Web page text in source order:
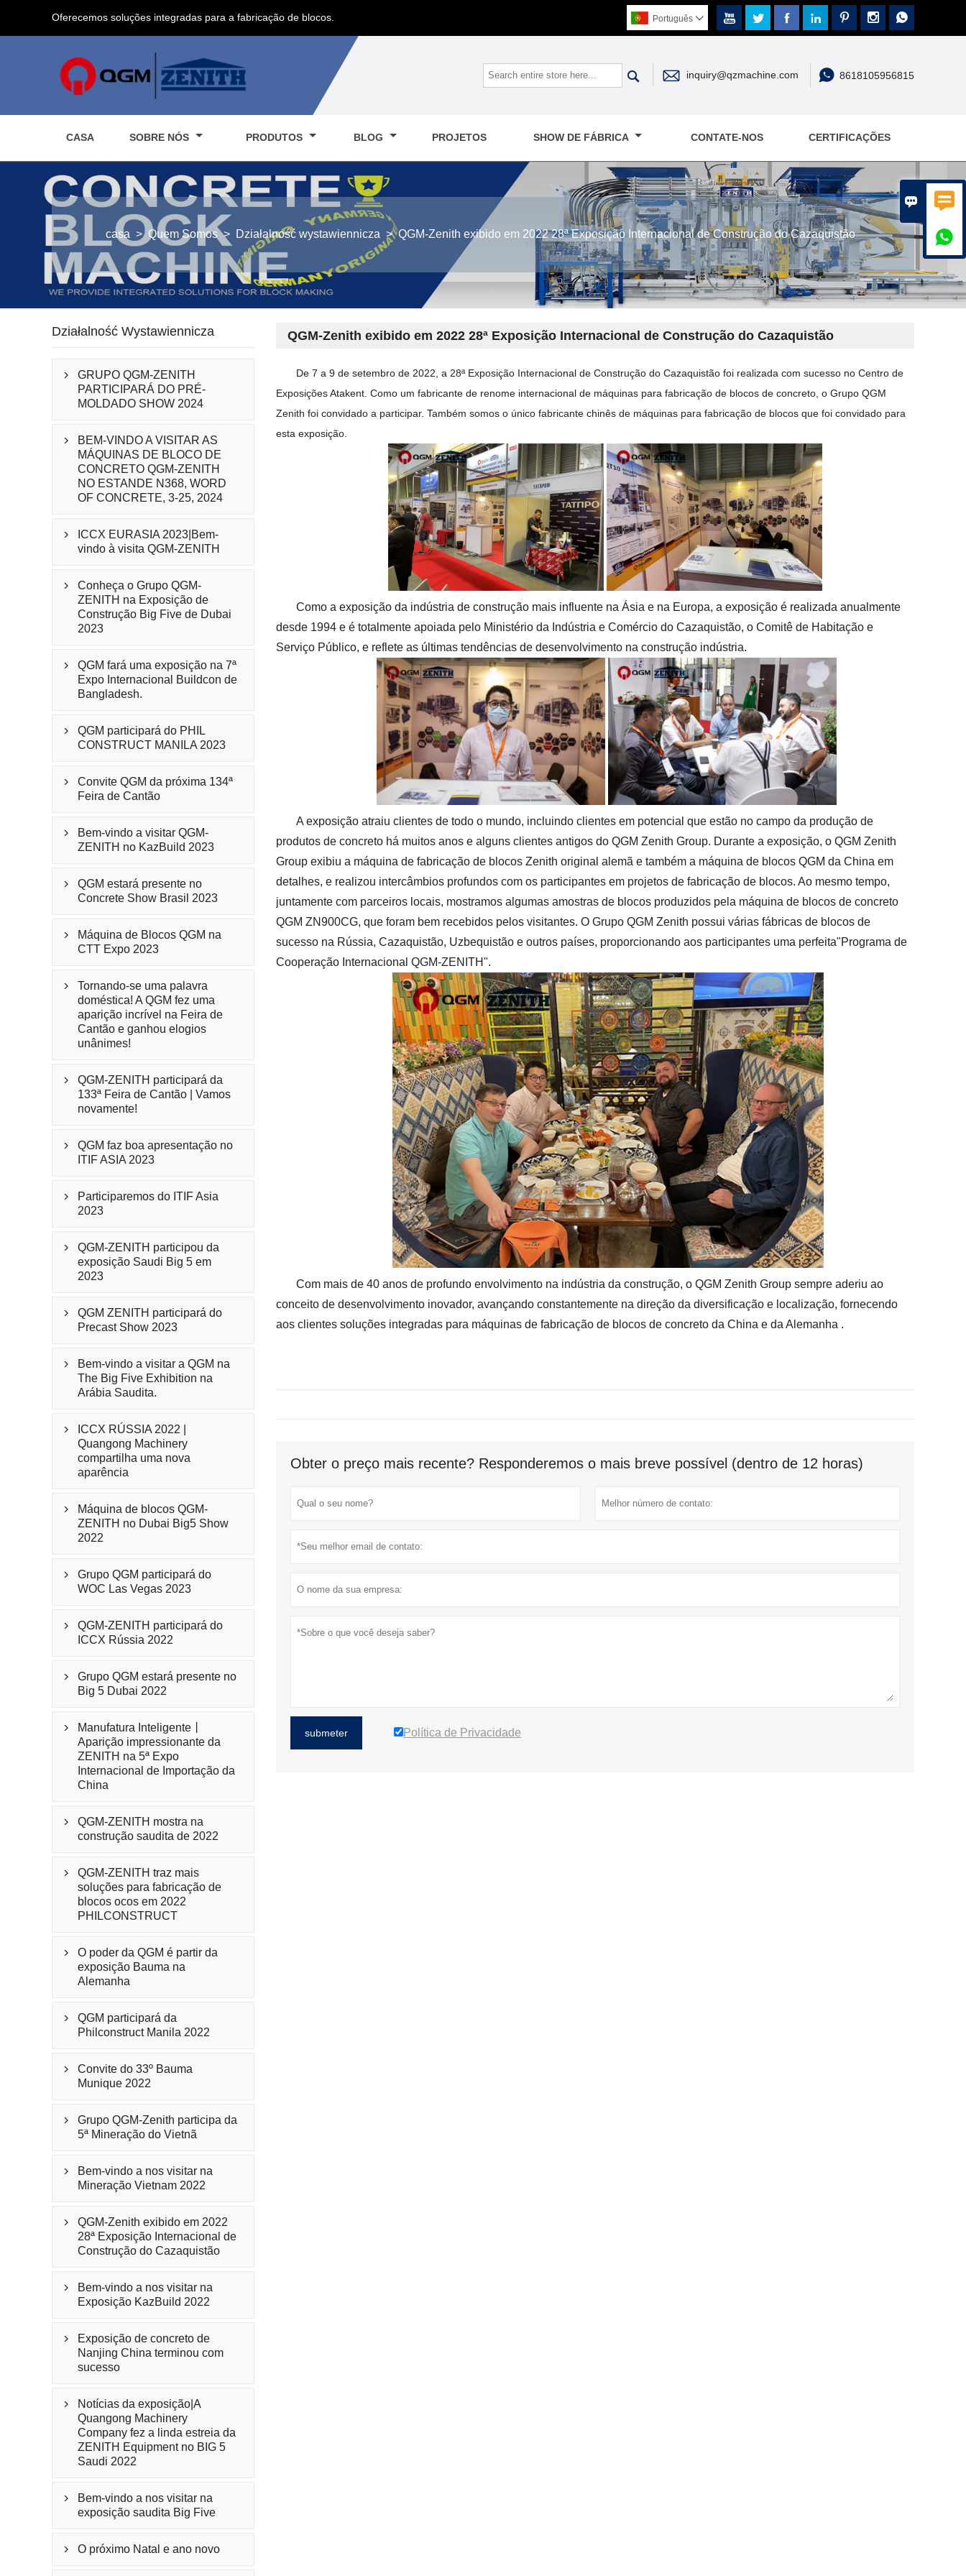
 

Oferecemos soluções integradas para a fabricação de blocos.       
Português 
  inquiry@qzmachine.com  8618105956815
CASA SOBRE NÓS PRODUTOS BLOG PROJETOS SHOW DE FÁBRICA CONTATE-NOS CERTIFICAÇÕES
casa > Quem Somos > Działalność wystawiennicza > QGM-Zenith exibido em 2022 28ª Exposição Internacional de Construção do Cazaquistão
QGM-Zenith exibido em 2022 28ª Exposição Internacional de Construção do Cazaquistão
De 7 a 9 de setembro de 2022, a 28ª Exposição Internacional de Construção do Cazaquistão foi realizada com sucesso no Centro de
Exposições Atakent. Como um fabricante de renome internacional de máquinas para fabricação de blocos de concreto, o Grupo QGM
Zenith foi convidado a participar. Também somos o único fabricante chinês de máquinas para fabricação de blocos que foi convidado para
esta exposição.
Como a exposição da indústria de construção mais influente na Ásia e na Europa, a exposição é realizada anualmente
desde 1994 e é totalmente apoiada pelo Ministério da Indústria e Comércio do Cazaquistão, o Comitê de Habitação e
Serviço Público, e reflete as últimas tendências de desenvolvimento na construção indústria.
A exposição atraiu clientes de todo o mundo, incluindo clientes em potencial que estão no campo da produção de
produtos de concreto há muitos anos e alguns clientes antigos do QGM Zenith Group. Durante a exposição, o QGM Zenith
Group exibiu a máquina de fabricação de blocos Zenith original alemã e também a máquina de blocos QGM da China em
detalhes, e realizou intercâmbios profundos com os participantes em projetos de fabricação de blocos. Ao mesmo tempo,
juntamente com parceiros locais, mostramos algumas amostras de blocos produzidos pela máquina de blocos de concreto
QGM ZN900CG, que foram bem recebidos pelos visitantes. O Grupo QGM Zenith possui várias fábricas de blocos de
sucesso na Rússia, Cazaquistão, Uzbequistão e outros países, proporcionando aos participantes uma perfeita"Programa de
Cooperação Internacional QGM-ZENITH".
Com mais de 40 anos de profundo envolvimento na indústria da construção, o QGM Zenith Group sempre aderiu ao
conceito de desenvolvimento inovador, avançando constantemente na direção da diversificação e localização, fornecendo
aos clientes soluções integradas para máquinas de fabricação de blocos de concreto da China e da Alemanha .
Obter o preço mais recente? Responderemos o mais breve possível (dentro de 12 horas)
submeter Política de Privacidade
Działalność Wystawiennicza

GRUPO QGM-ZENITH
PARTICIPARÁ DO PRÉ-
MOLDADO SHOW 2024

BEM-VINDO A VISITAR AS
MÁQUINAS DE BLOCO DE
CONCRETO QGM-ZENITH
NO ESTANDE N368, WORD
OF CONCRETE, 3-25, 2024

ICCX EURASIA 2023|Bem-
vindo à visita QGM-ZENITH

Conheça o Grupo QGM-
ZENITH na Exposição de
Construção Big Five de Dubai
2023

QGM fará uma exposição na 7ª
Expo Internacional Buildcon de
Bangladesh.

QGM participará do PHIL
CONSTRUCT MANILA 2023

Convite QGM da próxima 134ª
Feira de Cantão

Bem-vindo a visitar QGM-
ZENITH no KazBuild 2023

QGM estará presente no
Concrete Show Brasil 2023

Máquina de Blocos QGM na
CTT Expo 2023

Tornando-se uma palavra
doméstica! A QGM fez uma
aparição incrível na Feira de
Cantão e ganhou elogios
unânimes!

QGM-ZENITH participará da
133ª Feira de Cantão | Vamos
novamente!

QGM faz boa apresentação no
ITIF ASIA 2023

Participaremos do ITIF Asia
2023

QGM-ZENITH participou da
exposição Saudi Big 5 em
2023

QGM ZENITH participará do
Precast Show 2023

Bem-vindo a visitar a QGM na
The Big Five Exhibition na
Arábia Saudita.

ICCX RÚSSIA 2022 |
Quangong Machinery
compartilha uma nova
aparência

Máquina de blocos QGM-
ZENITH no Dubai Big5 Show
2022

Grupo QGM participará do
WOC Las Vegas 2023

QGM-ZENITH participará do
ICCX Rússia 2022

Grupo QGM estará presente no
Big 5 Dubai 2022

Manufatura Inteligente丨
Aparição impressionante da
ZENITH na 5ª Expo
Internacional de Importação da
China

QGM-ZENITH mostra na
construção saudita de 2022

QGM-ZENITH traz mais
soluções para fabricação de
blocos ocos em 2022
PHILCONSTRUCT

O poder da QGM é partir da
exposição Bauma na
Alemanha

QGM participará da
Philconstruct Manila 2022

Convite do 33º Bauma
Munique 2022

Grupo QGM-Zenith participa da
5ª Mineração do Vietnã

Bem-vindo a nos visitar na
Mineração Vietnam 2022

QGM-Zenith exibido em 2022
28ª Exposição Internacional de
Construção do Cazaquistão

Bem-vindo a nos visitar na
Exposição KazBuild 2022

Exposição de concreto de
Nanjing China terminou com
sucesso

Notícias da exposição|A
Quangong Machinery
Company fez a linda estreia da
ZENITH Equipment no BIG 5
Saudi 2022

Bem-vindo a nos visitar na
exposição saudita Big Five
 O próximo Natal e ano novo